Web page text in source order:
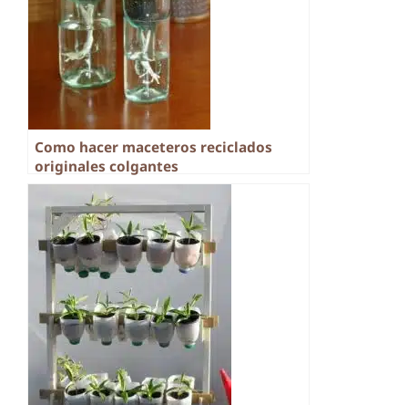
Como hacer maceteros reciclados
originales colgantes